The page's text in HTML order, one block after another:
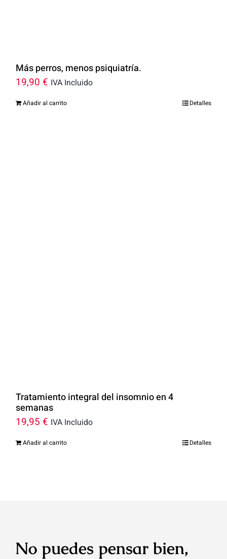
Más perros, menos psiquiatría.
19,90 € IVA Incluido
Añadir al carrito Detalles
Tratamiento integral del insomnio en 4
semanas
19,95 € IVA Incluido
Añadir al carrito Detalles
No puedes pensar bien,